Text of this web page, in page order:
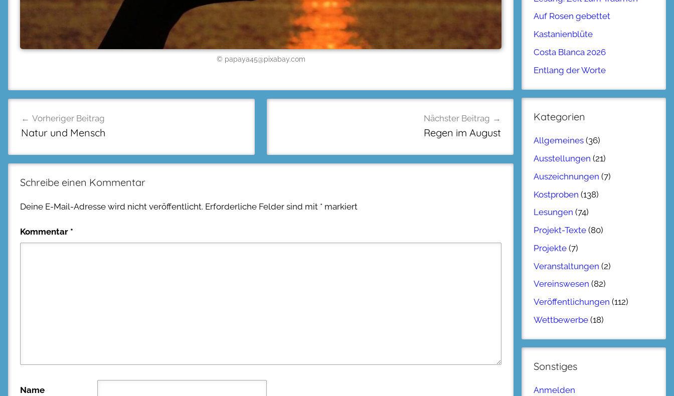
© papaya45@pixabay.com
Vorheriger Beitrag
Natur und Mensch
Nächster Beitrag
Regen im August
Schreibe einen Kommentar
Deine E-Mail-Adresse wird nicht veröffentlicht. Erforderliche Felder sind mit * markiert
Kommentar *
Name
Auf Rosen gebettet
Kastanienblüte
Costa Blanca 2026
Entlang der Worte
Kategorien
Allgemeines (36)
Ausstellungen (21)
Auszeichnungen (7)
Kostproben (138)
Lesungen (74)
Projekt-Texte (80)
Projekte (7)
Veranstaltungen (2)
Vereinswesen (82)
Veröffentlichungen (112)
Wettbewerbe (18)
Sonstiges
Anmelden